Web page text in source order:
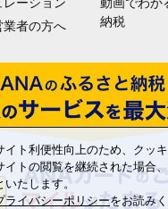
業者の方へ
納税
イト利便性向上のため、クッ
イトの閲覧を継続された場合
たします。
ライバシーポリシーをお読みく